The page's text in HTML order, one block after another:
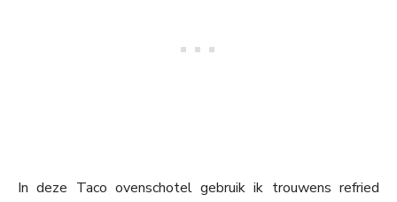
In deze Taco ovenschotel gebruik ik trouwens refried